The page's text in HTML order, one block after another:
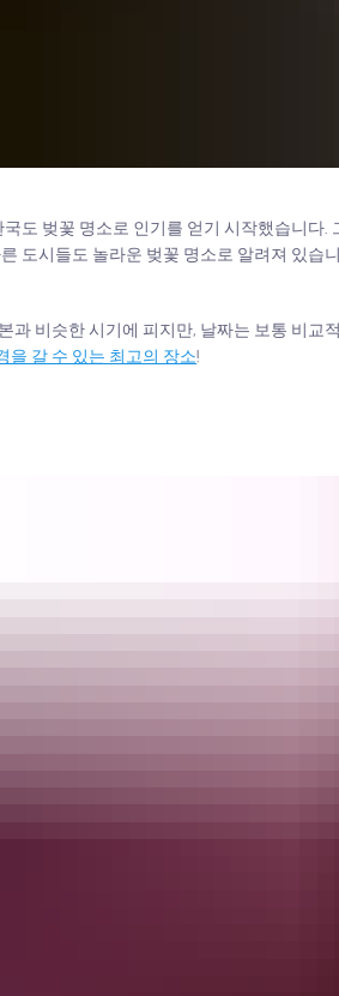
국도 벚꽃 명소로 인기를 얻기 시작했습니다
도시들도 놀라운 벚꽃 명소로 알려져 있습
과 비슷한 시기에 피지만, 날짜는 보통 비교
을 갈 수 있는 최고의 장소!